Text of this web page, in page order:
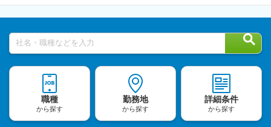
社名・職種などを入力
職種
から探す
勤務地
から探す
詳細条件
から探す